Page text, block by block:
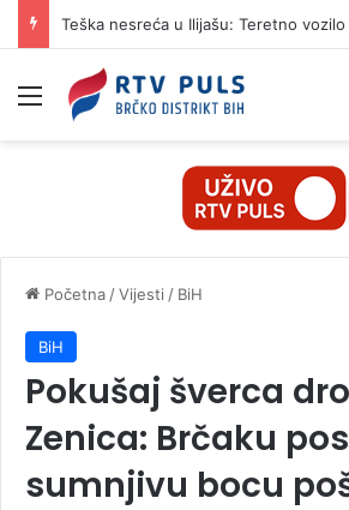
Izbornik
Početna /Vijesti / BiH
BiH
Pokušaj šverca
Zenica: Brčaku
sumnjivu bocu